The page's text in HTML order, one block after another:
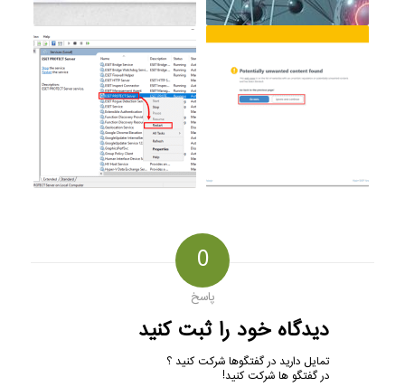
0
پاسخ
دیدگاه خود را ثبت کنید
تمایل دارید در گفتگوها شرکت کنید ؟
در گفتگو ها شرکت کنید!